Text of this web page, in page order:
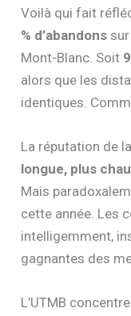
Voilà qui fait
% d’abandons
Mont-Blanc. Soit
alors que les
identiques.
La réputation de
longue, plus
Mais
cette année. Les
intelligemment,
gagnantes des
L’UTMB